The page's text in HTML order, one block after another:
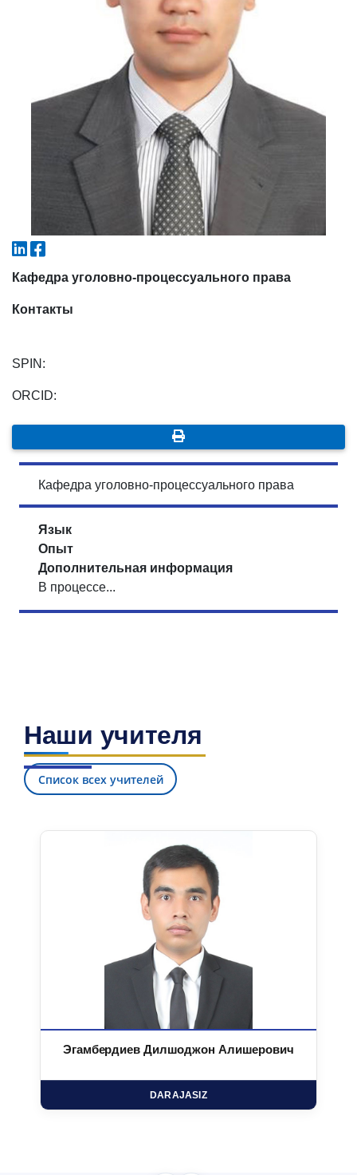
Кафедра уголовно-процессуального права
Контакты
SPIN:
ORCID:
Кафедра уголовно-процессуального права
Язык
Опыт
Дополнительная информация
В процессе...
Наши учителя
Список всех учителей
Эгамбердиев Дилшоджон Алишерович
DARAJASIZ
6. Онлайн-заявки (15)
✉️ Написать администратору